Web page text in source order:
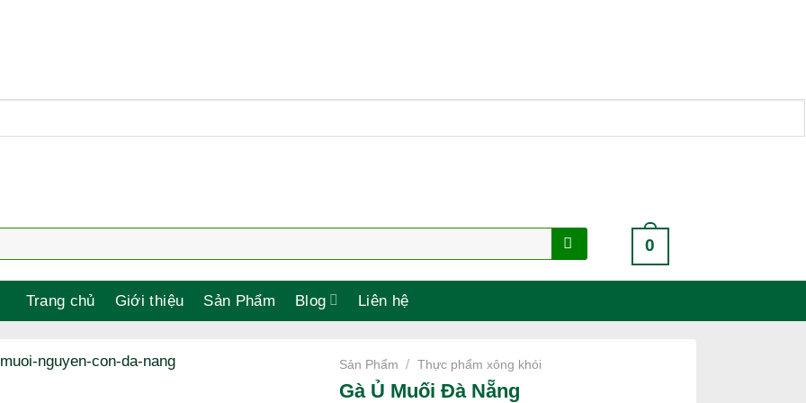
0
Trang chủ Giới thiệu Sản Phẩm Blog Liên hệ
Sản Phẩm / Thực phẩm xông khói
Gà Ủ Muối Đà Nẵng